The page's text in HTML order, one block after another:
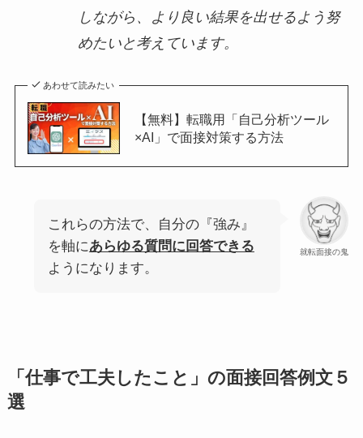
しながら、より良い結果を出せるよう努
めたいと考えています。
あわせて読みたい
【無料】転職用「自己分析ツール
×AI」で面接対策する方法
就転面接の鬼
これらの方法で、自分の『強み』
を軸にあらゆる質問に回答できる
ようになります。
「仕事で工夫したこと」の面接回答例文５
選